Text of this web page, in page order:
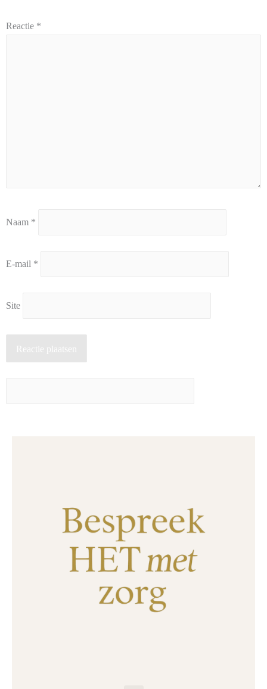
Reactie *
Naam *
E-mail *
Site
Reactie plaatsen